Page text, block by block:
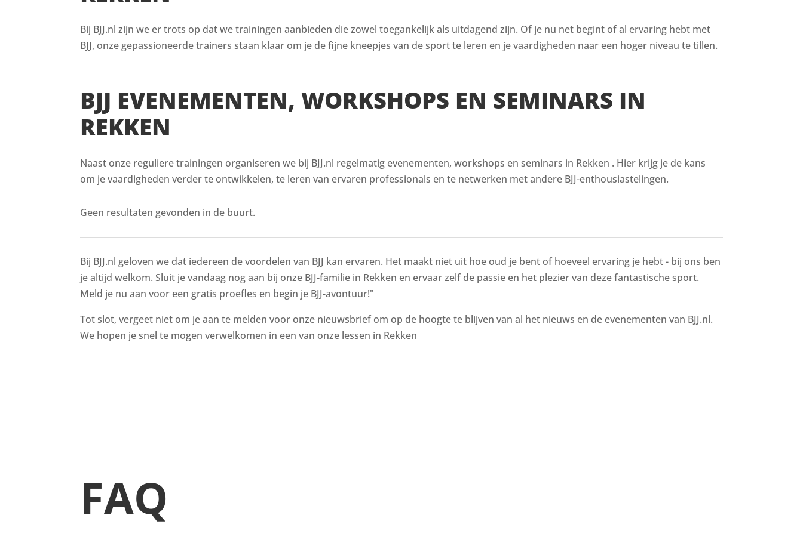
Bij BJJ.nl zijn we er trots op dat we trainingen aanbieden die zowel toegankelijk als uitdagend zijn. Of je nu net begint of al ervaring hebt met
BJJ, onze gepassioneerde trainers staan klaar om je de fijne kneepjes van de sport te leren en je vaardigheden naar een hoger niveau te tillen.
BJJ EVENEMENTEN, WORKSHOPS EN SEMINARS IN
REKKEN
Naast onze reguliere trainingen organiseren we bij BJJ.nl regelmatig evenementen, workshops en seminars in Rekken . Hier krijg je de kans
om je vaardigheden verder te ontwikkelen, te leren van ervaren professionals en te netwerken met andere BJJ-enthousiastelingen.
Geen resultaten gevonden in de buurt.
Bij BJJ.nl geloven we dat iedereen de voordelen van BJJ kan ervaren. Het maakt niet uit hoe oud je bent of hoeveel ervaring je hebt - bij ons ben
je altijd welkom. Sluit je vandaag nog aan bij onze BJJ-familie in Rekken en ervaar zelf de passie en het plezier van deze fantastische sport.
Meld je nu aan voor een gratis proefles en begin je BJJ-avontuur!"
Tot slot, vergeet niet om je aan te melden voor onze nieuwsbrief om op de hoogte te blijven van al het nieuws en de evenementen van BJJ.nl.
We hopen je snel te mogen verwelkomen in een van onze lessen in Rekken
FAQ